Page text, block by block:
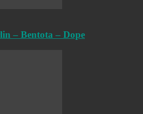
– Bentota – Dope